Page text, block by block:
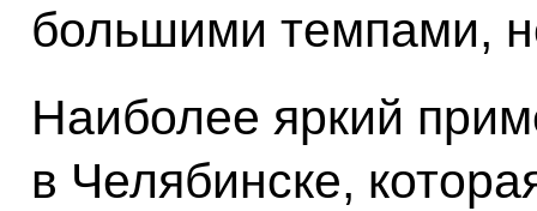
большими темпами,
Наиболее яркий
в Челябинске,